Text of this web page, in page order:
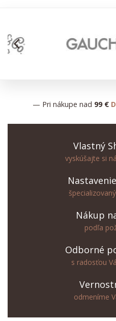
arrow_back_ios
— Pri nákupe nad 99 €
Vlastný
vyskúšajte si
Nákup
podľa
Odborné
s radosťou
odmeníme